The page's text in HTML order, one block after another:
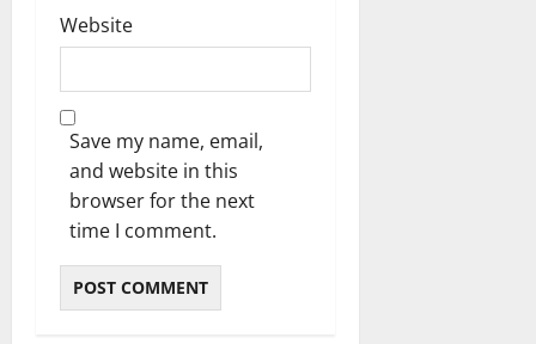
Website
Save my name, email,
and website in this
browser for the next
time I comment.